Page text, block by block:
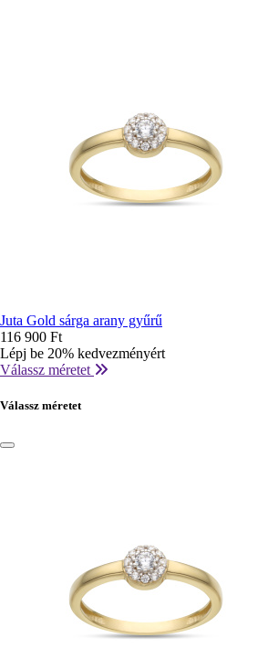
Juta Gold sárga arany gyűrű
116 900 Ft
Lépj be 20% kedvezményért
Válassz méretet
Válassz méretet